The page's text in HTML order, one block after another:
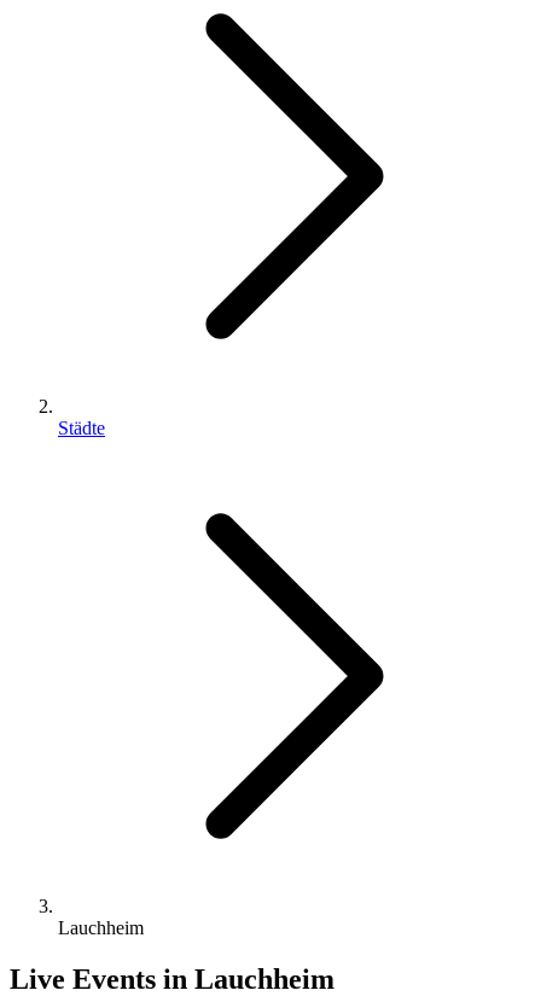
Städte
Lauchheim
Live Events in Lauchheim